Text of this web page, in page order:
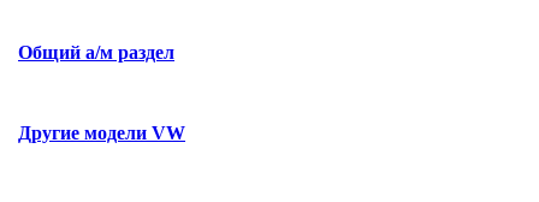
Общий а/м раздел
Другие модели VW